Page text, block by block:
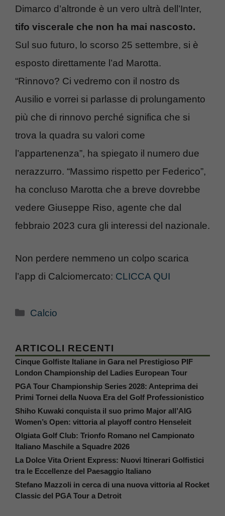
Dimarco d’altronde è un vero ultrà dell’Inter,
tifo viscerale che non ha mai nascosto.
Sul suo futuro, lo scorso 25 settembre, si è
esposto direttamente l’ad Marotta.
“Rinnovo? Ci vedremo con il nostro ds
Ausilio e vorrei si parlasse di prolungamento
più che di rinnovo perché significa che si
trova la quadra su valori come
l’appartenenza”, ha spiegato il numero due
nerazzurro. “Massimo rispetto per Federico”,
ha concluso Marotta che a breve dovrebbe
vedere Giuseppe Riso, agente che dal
febbraio 2023 cura gli interessi del nazionale.
Non perdere nemmeno un colpo scarica
l’app di Calciomercato: CLICCA QUI
Categorie
Calcio
ARTICOLI RECENTI
Cinque Golfiste Italiane in Gara nel Prestigioso PIF
London Championship del Ladies European Tour
PGA Tour Championship Series 2028: Anteprima dei
Primi Tornei della Nuova Era del Golf Professionistico
Shiho Kuwaki conquista il suo primo Major all’AIG
Women’s Open: vittoria al playoff contro Henseleit
Olgiata Golf Club: Trionfo Romano nel Campionato
Italiano Maschile a Squadre 2026
La Dolce Vita Orient Express: Nuovi Itinerari Golfistici
tra le Eccellenze del Paesaggio Italiano
Stefano Mazzoli in cerca di una nuova vittoria al Rocket
Classic del PGA Tour a Detroit